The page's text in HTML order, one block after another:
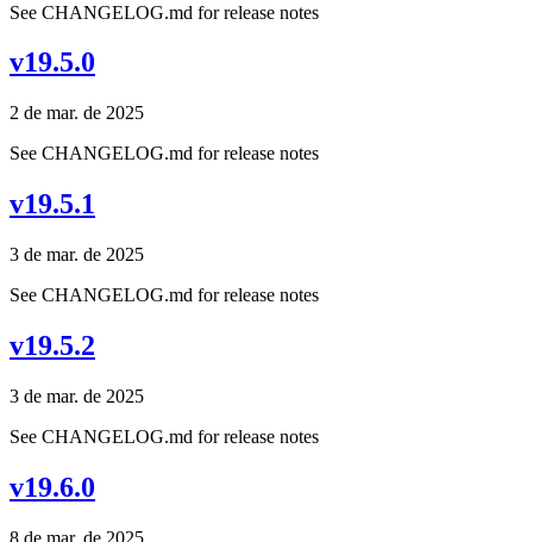
See CHANGELOG.md for release notes
v19.5.0
2 de mar. de 2025
See CHANGELOG.md for release notes
v19.5.1
3 de mar. de 2025
See CHANGELOG.md for release notes
v19.5.2
3 de mar. de 2025
See CHANGELOG.md for release notes
v19.6.0
8 de mar. de 2025